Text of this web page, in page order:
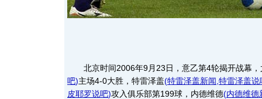
北京时间2006年9月23日，意乙第4轮揭开战幕，
吧)主场4-0大胜，特雷泽盖(特雷泽盖新闻 特雷泽盖说
皮耶罗说吧)攻入俱乐部第199球，内德维德(内德维德